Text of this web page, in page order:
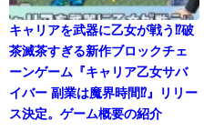
キャリアを武器に乙女が戦う⁉破
茶滅茶すぎる新作ブロックチェ
ーンゲーム『キャリア乙女サバ
イバー 副業は魔界時間⁉』リリー
ス決定。ゲーム概要の紹介